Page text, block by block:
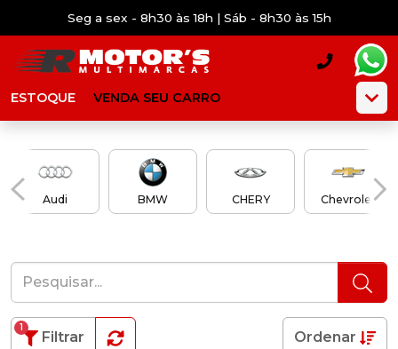
Seg a sex - 8h30 às 18h | Sáb - 8h30 às 15h
ESTOQUE VENDA SEU CARRO
Audi BMW CHERY Chevrolet
Filtrar
1
Ordenar